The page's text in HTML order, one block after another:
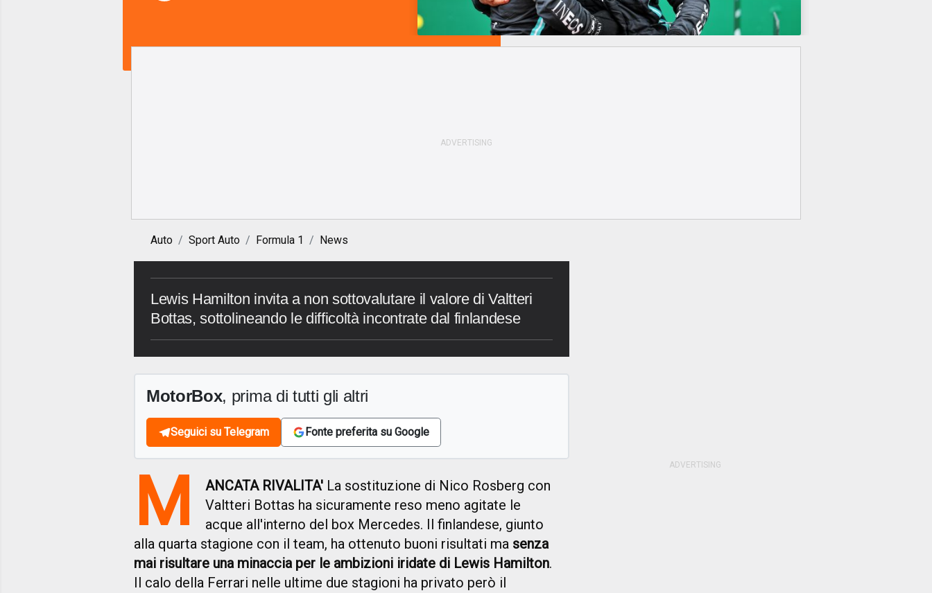
Auto Sport Auto Formula 1 News
Lewis Hamilton invita a non sottovalutare il valore di Valtteri
Bottas, sottolineando le difficoltà incontrate dal finlandese
MotorBox, prima di tutti gli altri
Seguici su Telegram Fonte preferita su Google
M ANCATA RIVALITA' La sostituzione di Nico Rosberg con
Valtteri Bottas ha sicuramente reso meno agitate le
acque all'interno del box Mercedes. Il finlandese, giunto
alla quarta stagione con il team, ha ottenuto buoni risultati ma senza
mai risultare una minaccia per le ambizioni iridate di Lewis Hamilton.
Il calo della Ferrari nelle ultime due stagioni ha privato però il